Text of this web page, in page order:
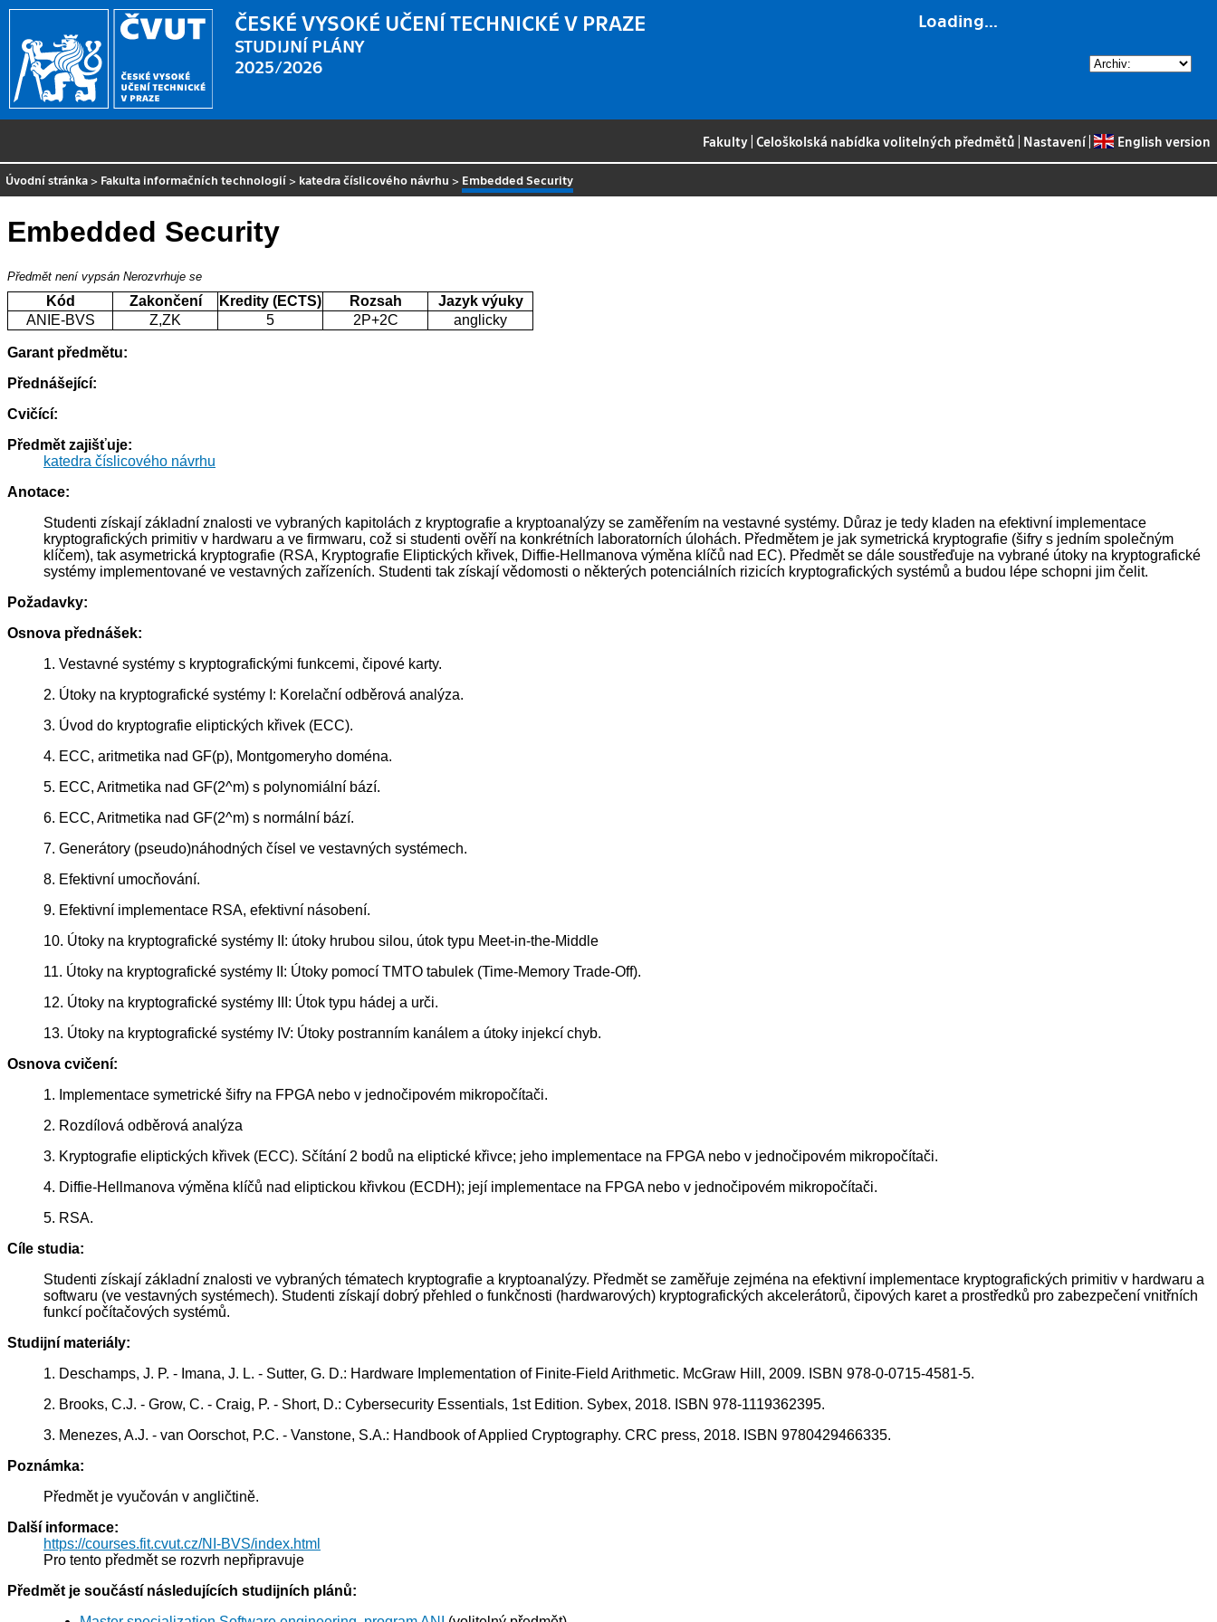
Loading...
ČESKÉ VYSOKÉ UČENÍ TECHNICKÉ V PRAZE
STUDIJNÍ PLÁNY
2025/2026
Fakulty |Celoškolská nabídka volitelných předmětů Nastavení| English version
Úvodní stránka > Fakulta informačních technologií > katedra číslicového návrhu > Embedded Security
Embedded Security
Předmět není vypsán Nerozvrhuje se
Kód Zakončení Kredity (ECTS) Rozsah
Jazyk výuky
ANIE-BVS
Z,ZK 5 2P+2C anglicky
Garant předmětu:
Přednášející:
Cvičící:
Předmět zajišťuje:
katedra číslicového návrhu
Anotace:
Studenti získají základní znalosti ve vybraných kapitolách z kryptografie a kryptoanalýzy se zaměřením na vestavné systémy. Důraz je tedy kladen na efektivní implementace
kryptografických primitiv v hardwaru a ve firmwaru, což si studenti ověří na konkrétních laboratorních úlohách. Předmětem je jak symetrická kryptografie (šifry s jedním společným
klíčem), tak asymetrická kryptografie (RSA, Kryptografie Eliptických křivek, Diffie-Hellmanova výměna klíčů nad EC). Předmět se dále soustřeďuje na vybrané útoky na kryptografické
systémy implementované ve vestavných zařízeních. Studenti tak získají vědomosti o některých potenciálních rizicích kryptografických systémů a budou lépe schopni jim čelit.
Požadavky:
Osnova přednášek:
1. Vestavné systémy s kryptografickými funkcemi, čipové karty.
2. Útoky na kryptografické systémy I: Korelační odběrová analýza.
3. Úvod do kryptografie eliptických křivek (ECC).
4. ECC, aritmetika nad GF(p), Montgomeryho doména.
5. ECC, Aritmetika nad GF(2^m) s polynomiální bází.
6. ECC, Aritmetika nad GF(2^m) s normální bází.
7. Generátory (pseudo)náhodných čísel ve vestavných systémech.
8. Efektivní umocňování.
9. Efektivní implementace RSA, efektivní násobení.
10. Útoky na kryptografické systémy II: útoky hrubou silou, útok typu Meet-in-the-Middle
11. Útoky na kryptografické systémy II: Útoky pomocí TMTO tabulek (Time-Memory Trade-Off).
12. Útoky na kryptografické systémy III: Útok typu hádej a urči.
13. Útoky na kryptografické systémy IV: Útoky postranním kanálem a útoky injekcí chyb.
Osnova cvičení:
1. Implementace symetrické šifry na FPGA nebo v jednočipovém mikropočítači.
2. Rozdílová odběrová analýza
3. Kryptografie eliptických křivek (ECC). Sčítání 2 bodů na eliptické křivce; jeho implementace na FPGA nebo v jednočipovém mikropočítači.
4. Diffie-Hellmanova výměna klíčů nad eliptickou křivkou (ECDH); její implementace na FPGA nebo v jednočipovém mikropočítači.
5. RSA.
Cíle studia:
Studenti získají základní znalosti ve vybraných tématech kryptografie a kryptoanalýzy. Předmět se zaměřuje zejména na efektivní implementace kryptografických primitiv v hardwaru a
softwaru (ve vestavných systémech). Studenti získají dobrý přehled o funkčnosti (hardwarových) kryptografických akcelerátorů, čipových karet a prostředků pro zabezpečení vnitřních
funkcí počítačových systémů.
Studijní materiály:
1. Deschamps, J. P. - Imana, J. L. - Sutter, G. D.: Hardware Implementation of Finite-Field Arithmetic. McGraw Hill, 2009. ISBN 978-0-0715-4581-5.
2. Brooks, C.J. - Grow, C. - Craig, P. - Short, D.: Cybersecurity Essentials, 1st Edition. Sybex, 2018. ISBN 978-1119362395.
3. Menezes, A.J. - van Oorschot, P.C. - Vanstone, S.A.: Handbook of Applied Cryptography. CRC press, 2018. ISBN 9780429466335.
Poznámka:
Předmět je vyučován v angličtině.
Další informace:
https://courses.fit.cvut.cz/NI-BVS/index.html
Pro tento předmět se rozvrh nepřipravuje
Předmět je součástí následujících studijních plánů: